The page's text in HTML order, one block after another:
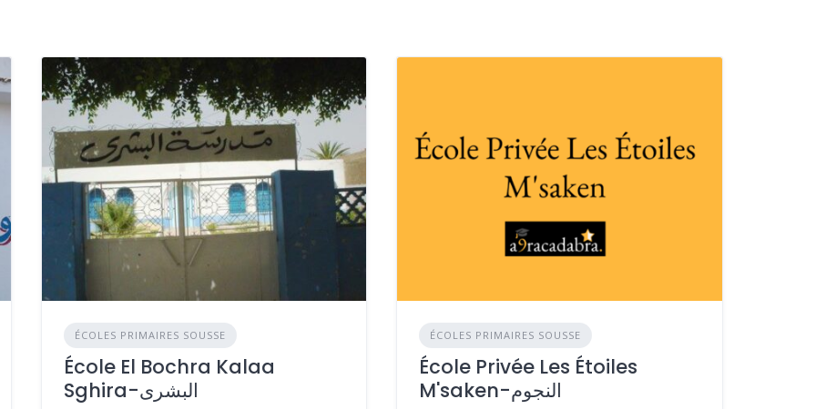
ÉCOLES PRIMAIRES SOUSSE
École El Bochra Kalaa
Sghira-البشرى
ÉCOLES PRIMAIRES SOUSSE
École Privée Les Étoiles
M'saken-النجوم